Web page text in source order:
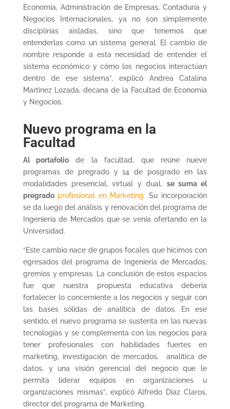
Economía, Administración de Empresas, Contaduría y
Negocios Internacionales, ya no son simplemente
disciplinas aisladas, sino que tenemos que
entenderlas como un sistema general. El cambio de
nombre responde a esta necesidad de entender el
sistema económico y cómo los negocios interactúan
dentro de ese sistema”, explicó Andrea Catalina
Martínez Lozada, decana de la Facultad de Economía
y Negocios.
Nuevo programa en la
Facultad
Al portafolio de la facultad, que reúne nueve
programas de pregrado y 14 de posgrado en las
modalidades presencial, virtual y dual, se suma el
pregrado profesional en Marketing. Su incorporación
se da luego del análisis y renovación del programa de
Ingeniería de Mercados que se venía ofertando en la
Universidad.
“Este cambio nace de grupos focales que hicimos con
egresados del programa de Ingeniería de Mercados,
gremios y empresas. La conclusión de estos espacios
fue que nuestra propuesta educativa debería
fortalecer lo concerniente a los negocios y seguir con
las bases sólidas de analítica de datos. En ese
sentido, el nuevo programa se sustenta en las nuevas
tecnologías y se complementa con los negocios para
tener profesionales con habilidades fuertes en
marketing, investigación de mercados, analítica de
datos, y una visión gerencial del negocio que le
permita liderar equipos en organizaciones u
organizaciones mismas”, explicó Alfredo Díaz Claros,
director del programa de Marketing.